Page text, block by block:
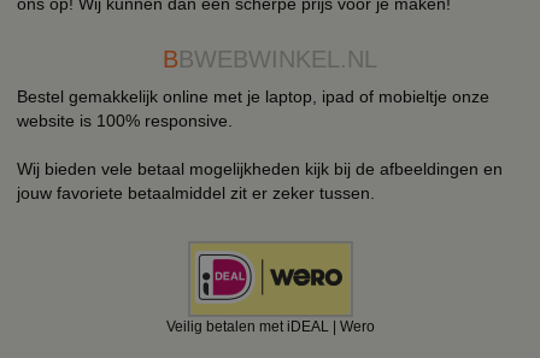
ons op! Wij kunnen dan een scherpe prijs voor je maken!
BBWEBWINKEL.NL
Bestel gemakkelijk online met je laptop, ipad of mobieltje onze
website is 100% responsive.
Wij bieden vele betaal mogelijkheden kijk bij de afbeeldingen en
jouw favoriete betaalmiddel zit er zeker tussen.
Veilig betalen met iDEAL | Wero